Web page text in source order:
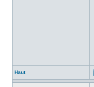
Haut